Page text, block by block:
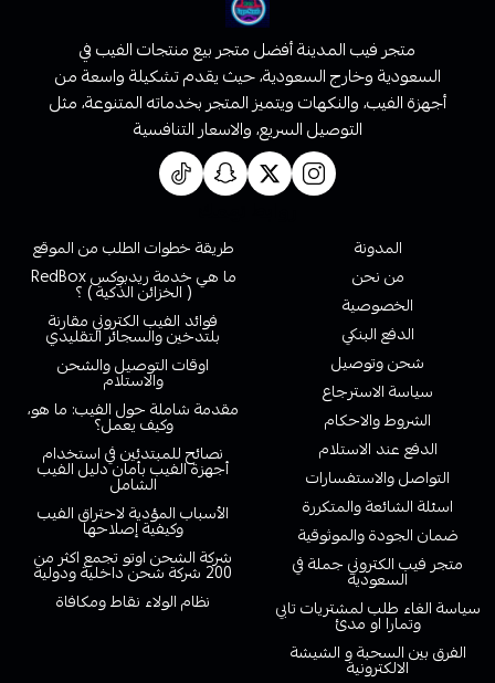
متجر فيب المدينة أفضل متجر بيع منتجات الفيب في
السعودية وخارج السعودية، حيث يقدم تشكيلة واسعة من
أجهزة الفيب، والنكهات ويتميز المتجر بخدماته المتنوعة، مثل
التوصيل السريع، والاسعار التنافسية
المدونة
من نحن
الخصوصية
الدفع البنكي
شحن وتوصيل
سياسة الاسترجاع
الشروط والاحكام
الدفع عند الاستلام
التواصل والاستفسارات
اسئلة الشائعة والمتكررة
ضمان الجودة والموثوقية
متجر فيب الكتروني جملة في
السعودية
سياسة الغاء طلب لمشتريات تابي
وتمارا او مدئ
الفرق بين السحبة و الشيشة
الالكترونية
طريقة خطوات الطلب من الموقع
ما هي خدمة ريدبوكس RedBox
( الخزائن الذكية ) ؟
فوائد الفيب الكتروني مقارنة
بلتدخين والسجائر التقليدي
اوقات التوصيل والشحن
والاستلام
مقدمة شاملة حول الفيب: ما هو،
وكيف يعمل؟
نصائح للمبتدئين في استخدام
أجهزة الفيب بأمان دليل الفيب
الشامل
الأسباب المؤدية لاحتراق الفيب
وكيفية إصلاحها
شركة الشحن اوتو تجمع اكثر من
200 شركة شحن داخلية ودولية
نظام الولاء نقاط ومكافاة